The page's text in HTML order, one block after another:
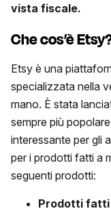
vista fiscale.
Che cos’è
Etsy è una
specializzata nella
mano. È stata
sempre più
interessante per gli
per i prodotti fatti a
seguenti prodotti:
Prodotti fatti